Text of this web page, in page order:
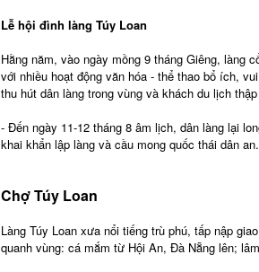
Lễ hội đình làng Túy Loan
Hằng năm, vào ngày mồng 9 tháng Giêng, làng
với nhiều hoạt động văn hóa - thể thao bổ ích,
thu hút dân làng trong vùng và khách du lịch
- Đến ngày 11-12 tháng 8 âm lịch, dân làng lại
khai khẩn lập làng và cầu mong quốc thái dân an.
Chợ Túy Loan
Làng Túy Loan xưa nổi tiếng trù phú, tấp nập
quanh vùng: cá mắm từ Hội An, Đà Nẵng lên;